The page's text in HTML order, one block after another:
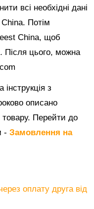
всі необхідні дані
Потім
China, щоб
Після цього, можна
з
описано
Перейти до
- Замовлення на
оплату друга від